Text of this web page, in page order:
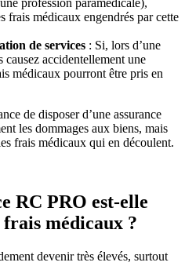
frais médicaux engendrés par cette
de services : Si, lors d’une
accidentellement une
médicaux pourront être pris en
de disposer d’une assurance
les dommages aux biens, mais
frais médicaux qui en découlent.
RC PRO est-elle
médicaux ?
devenir très élevés, surtout